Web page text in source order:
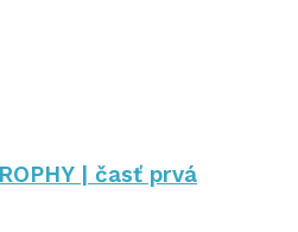
| časť prvá